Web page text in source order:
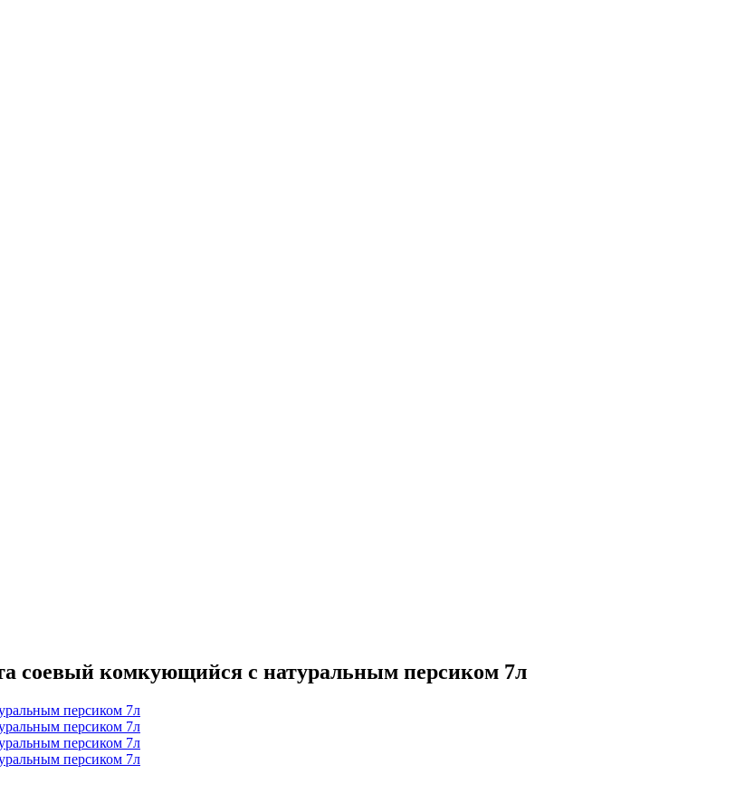
соевый комкующийся с натуральным персиком 7л